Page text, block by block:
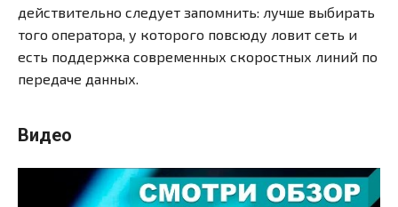
действительно следует запомнить: лучше выбирать
того оператора, у которого повсюду ловит сеть и
есть поддержка современных скоростных линий по
передаче данных.
Видео